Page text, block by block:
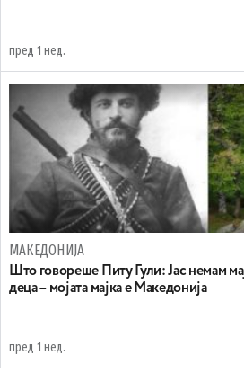
пред 1 нед.
МАКЕДОНИЈА
Што говореше Питу Гули: Јас немам
деца – мојата мајка е Македонија
пред 1 нед.